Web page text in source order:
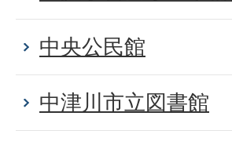
中央公民館
中津川市立図書館